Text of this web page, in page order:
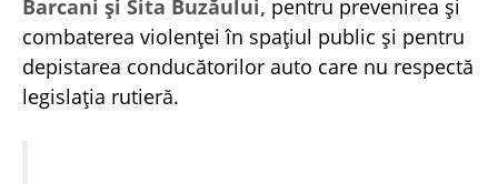
Barcani și Sita Buzăului, pentru prevenirea și
combaterea violenței în spațiul public și pentru
depistarea conducătorilor auto care nu respectă
legislația rutieră.